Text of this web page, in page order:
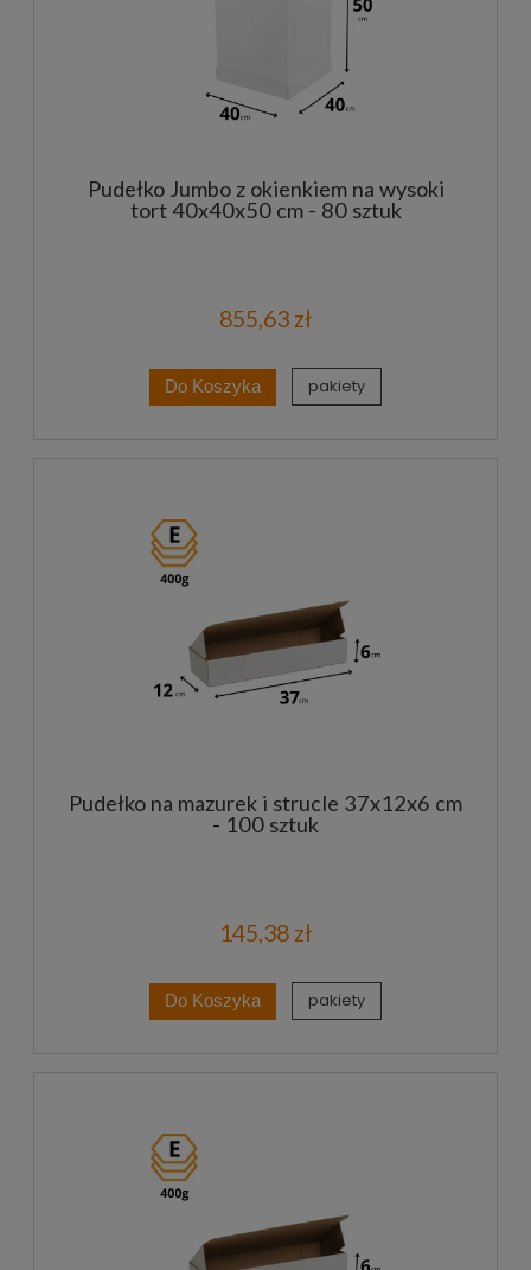
Pudełko Jumbo z okienkiem na wysoki
tort 40x40x50 cm - 80 sztuk
855,63 zł
Do Koszyka pakiety
Pudełko na mazurek i strucle 37x12x6 cm
- 100 sztuk
145,38 zł
Do Koszyka pakiety